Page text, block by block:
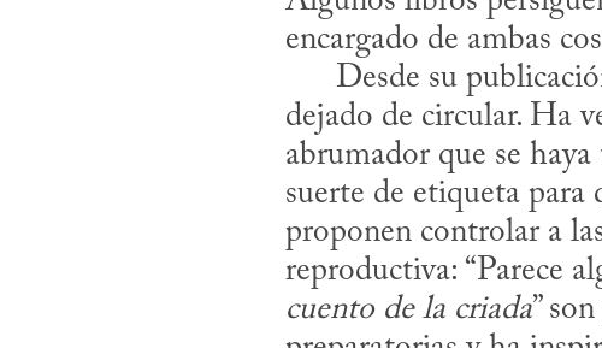
encargado de ambas
Desde su
dejado de circular. Ha
abrumador que se
suerte de etiqueta para
proponen controlar a
reproductiva: “Parece
cuento de la criada”